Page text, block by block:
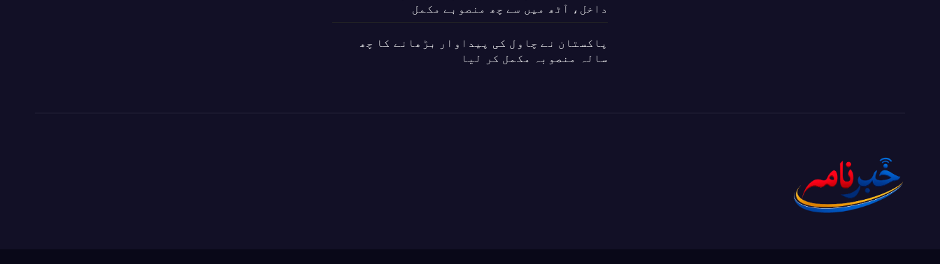
داخل، آٹھ میں سے چھ منصوبے مکمل
پاکستان نے چاول کی پیداوار بڑھانے کا چھ
سالہ منصوبہ مکمل کر لیا